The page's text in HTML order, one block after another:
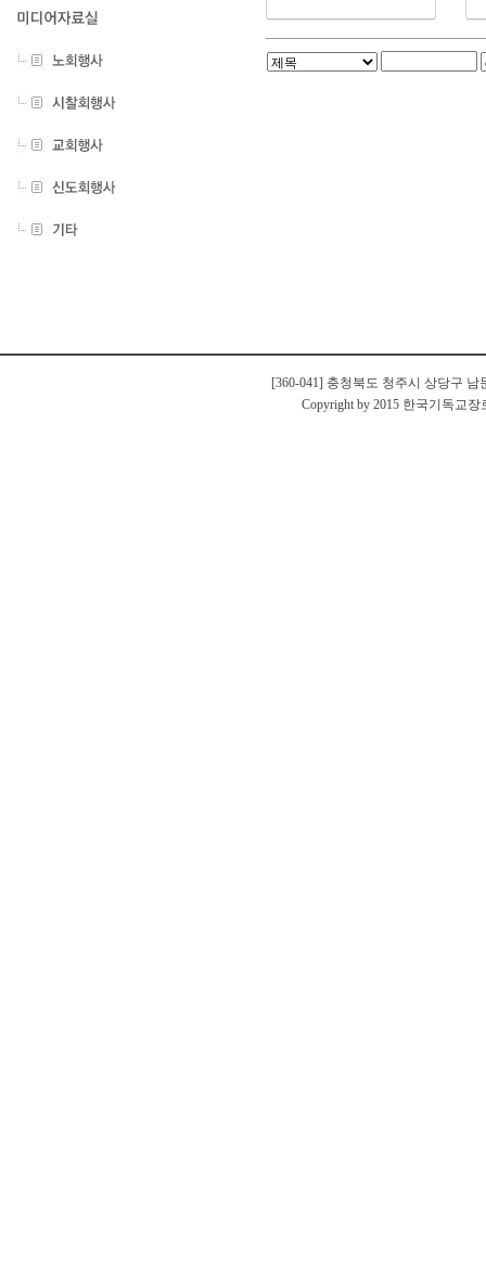
[360-041] 충청북도 청주시 상당구
Copyright by 2015 한국기독교장